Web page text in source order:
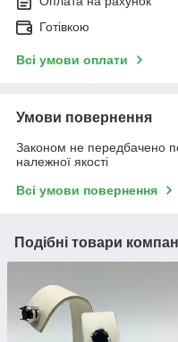
Готівкою
Всі умови оплати
Умови повернення
Законом не передбачено
належної якості
Всі умови повернення
Подібні товари